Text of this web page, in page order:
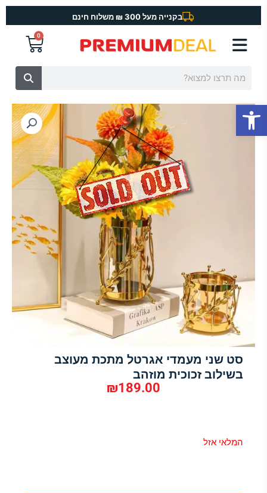
פתח סרגל נגישות
דילוג
בקנייה מעל 300 ₪ משלוח חינם
0
עגלת
קניות
חיפוש
סט שני מעמדי אגרטל מתכת מעוצב
בשילוב זכוכית מוזהב
₪189.00
המלאי אזל